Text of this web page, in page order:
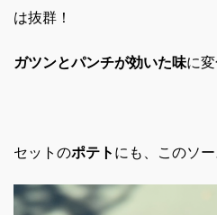
は抜群！
ガツンとパンチが効いた味に変
セットのポテト にも、このソー